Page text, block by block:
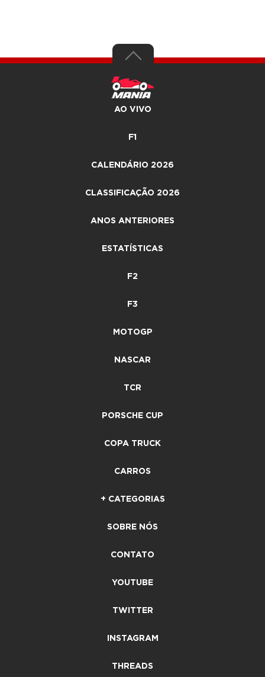
AO VIVO
F1
CALENDÁRIO 2026
CLASSIFICAÇÃO 2026
ANOS ANTERIORES
ESTATÍSTICAS
F2
F3
MOTOGP
NASCAR
TCR
PORSCHE CUP
COPA TRUCK
CARROS
+ CATEGORIAS
SOBRE NÓS
CONTATO
YOUTUBE
TWITTER
INSTAGRAM
THREADS